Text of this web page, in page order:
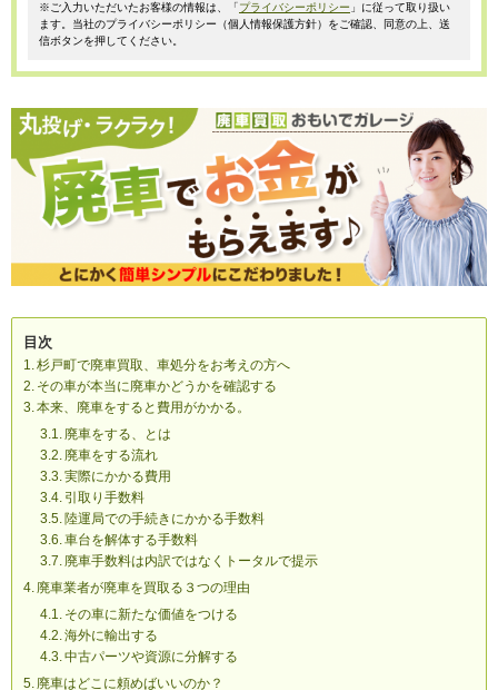
※ご入力いただいたお客様の情報は、「プライバシーポリシー 」に従って取り扱い
ます。当社のプライバシーポリシー（個人情報保護方針）をご確認、同意の上、送
信ボタンを押してください。
目次
杉戸町で廃車買取、車処分をお考えの方へ
その車が本当に廃車かどうかを確認する
本来、廃車をすると費用がかかる。
廃車をする、とは
廃車をする流れ
実際にかかる費用
引取り手数料
陸運局での手続きにかかる手数料
車台を解体する手数料
廃車手数料は内訳ではなくトータルで提示
廃車業者が廃車を買取る３つの理由
その車に新たな価値をつける
海外に輸出する
中古パーツや資源に分解する
廃車はどこに頼めばいいのか？